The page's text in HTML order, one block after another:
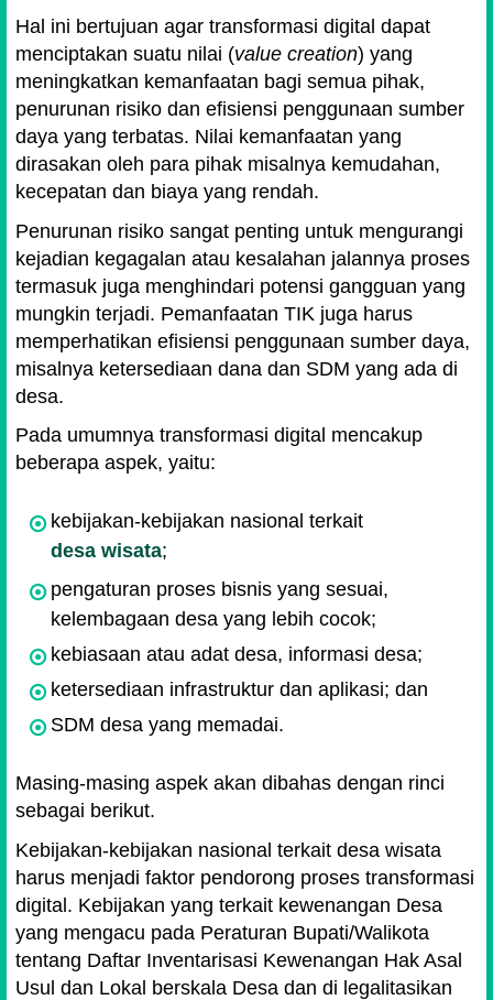
Hal ini bertujuan agar transformasi digital dapat
menciptakan suatu nilai (value creation) yang
meningkatkan kemanfaatan bagi semua pihak,
penurunan risiko dan efisiensi penggunaan sumber
daya yang terbatas. Nilai kemanfaatan yang
dirasakan oleh para pihak misalnya kemudahan,
kecepatan dan biaya yang rendah.
Penurunan risiko sangat penting untuk mengurangi
kejadian kegagalan atau kesalahan jalannya proses
termasuk juga menghindari potensi gangguan yang
mungkin terjadi. Pemanfaatan TIK juga harus
memperhatikan efisiensi penggunaan sumber daya,
misalnya ketersediaan dana dan SDM yang ada di
desa.
Pada umumnya transformasi digital mencakup
beberapa aspek, yaitu:
kebijakan-kebijakan nasional terkait
desa wisata;
pengaturan proses bisnis yang sesuai,
kelembagaan desa yang lebih cocok;
kebiasaan atau adat desa, informasi desa;
ketersediaan infrastruktur dan aplikasi; dan
SDM desa yang memadai.
Masing-masing aspek akan dibahas dengan rinci
sebagai berikut.
Kebijakan-kebijakan nasional terkait desa wisata
harus menjadi faktor pendorong proses transformasi
digital. Kebijakan yang terkait kewenangan Desa
yang mengacu pada Peraturan Bupati/Walikota
tentang Daftar Inventarisasi Kewenangan Hak Asal
Usul dan Lokal berskala Desa dan di legalitasikan